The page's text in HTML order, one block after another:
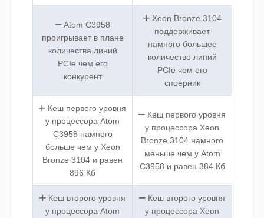
Atom C3958
проигрывает в плане
количества линий
PCIe чем его
конкурент
Xeon Bronze 3104
поддерживает
намного большее
количество линий
PCIe чем его
споерник
Кеш первого уровня
у процессора Atom
C3958 намного
больше чем у Xeon
Bronze 3104 и равен
896 Кб
Кеш первого уровня
у процессора Xeon
Bronze 3104 намного
меньше чем у Atom
C3958 и равен 384 Кб
Кеш второго уровня
у процессора Atom
Кеш второго уровня
у процессора Xeon